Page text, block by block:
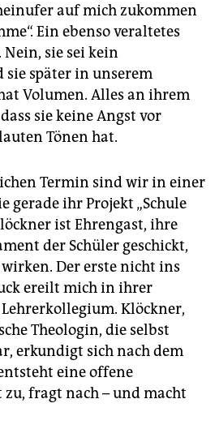
auf mich zukommen
Ein ebenso veraltetes
sie sei kein
sie später in unserem
Volumen. Alles an ihrem
sie keine Angst vor
Tönen hat.
Termin sind wir in einer
gerade ihr Projekt „Schule
ist Ehrengast, ihre
der Schüler geschickt,
Der erste nicht ins
ereilt mich in ihrer
Klöckner,
Theologin, die selbst
erkundigt sich nach dem
eine offene
zu, fragt nach – und macht